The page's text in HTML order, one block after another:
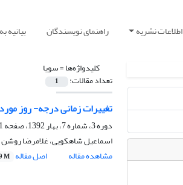
اطلاعات نشریه راهنمای نویسندگان
کلیدواژه‌ها =سویا
تعداد مقالات: 1
تغییرات زمانی درجه- روز
دوره 3، شماره 7، بهار 1392، صفحه
اسماعیل شاهکویی، غلامرضا روشن
مشاهده مقاله
اصل مقاله M